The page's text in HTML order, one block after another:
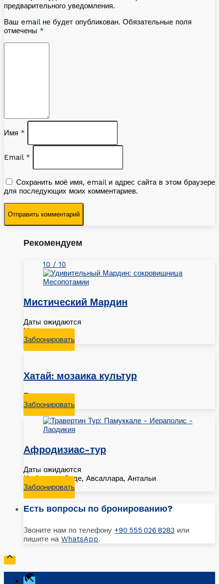
предварительного уведомления.
Ваш email не будет опубликован. Обязательные поля
отмечены *
Имя *
Email *
Сохранить моё имя, email и адрес сайта в этом браузере
для последующих моих комментариев.
Рекомендуем
10 / 10
Мистический Мардин
Даты ожидаются
Мардин
Забронировать
Хатай: мозаика культур
По запросу
Забронировать
Афродизиас-тур
Даты ожидаются
Из Алании, Сиде, Авсаллара, Антальи
Забронировать
Есть вопросы по бронированию?
Звоните нам по телефону +90 555 026 8283 или
пишите на WhatsApp.

beach_access